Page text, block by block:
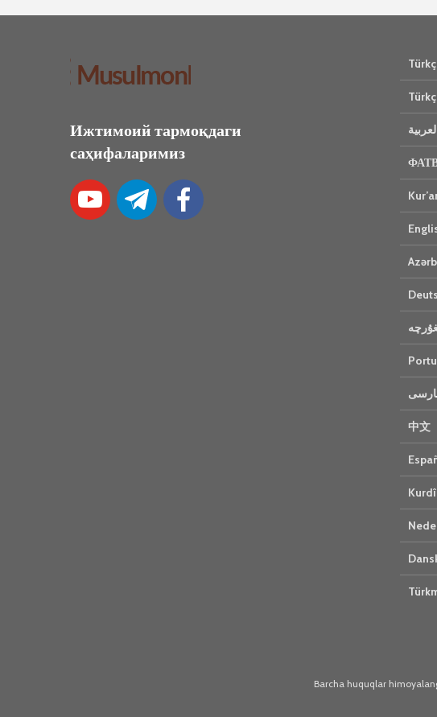
Ижтимоий тармоқдаги
саҳифаларимиз
中文
Kurdî
Barcha huquqlar